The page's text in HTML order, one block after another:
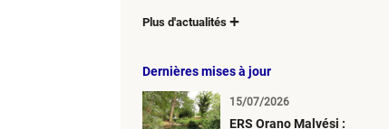
Plus d'actualités
Dernières mises à jour
ERS Orano Malvési :
15/07/2026